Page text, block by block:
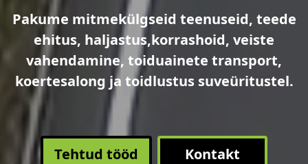
Pakume mitmekülgseid teenuseid, teede
ehitus, haljastus,korrashoid, veiste
vahendamine, toiduainete transport,
koertesalong ja toidlustus suveüritustel.
Tehtud tööd Kontakt